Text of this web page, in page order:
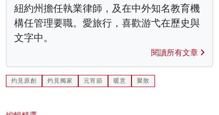
紐約州擔任執業律師，及在中外知名教育機
構任管理要職。愛旅行，喜歡游弋在歷史與
文字中。
閱讀所有文章
灼見原創 灼見獨家 元宵節 暖意 聚散